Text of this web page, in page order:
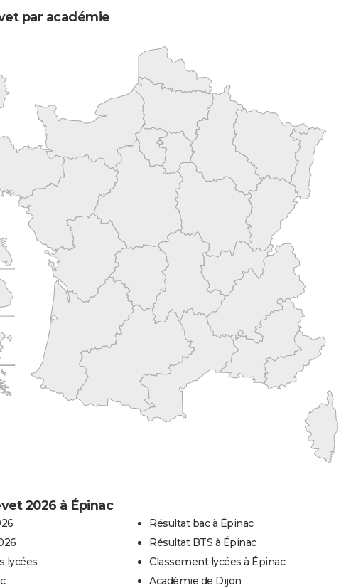
par académie
2026 à Épinac
lycées
Résultat bac à Épinac
Résultat BTS à Épinac
Classement lycées à Épinac
Académie de Dijon